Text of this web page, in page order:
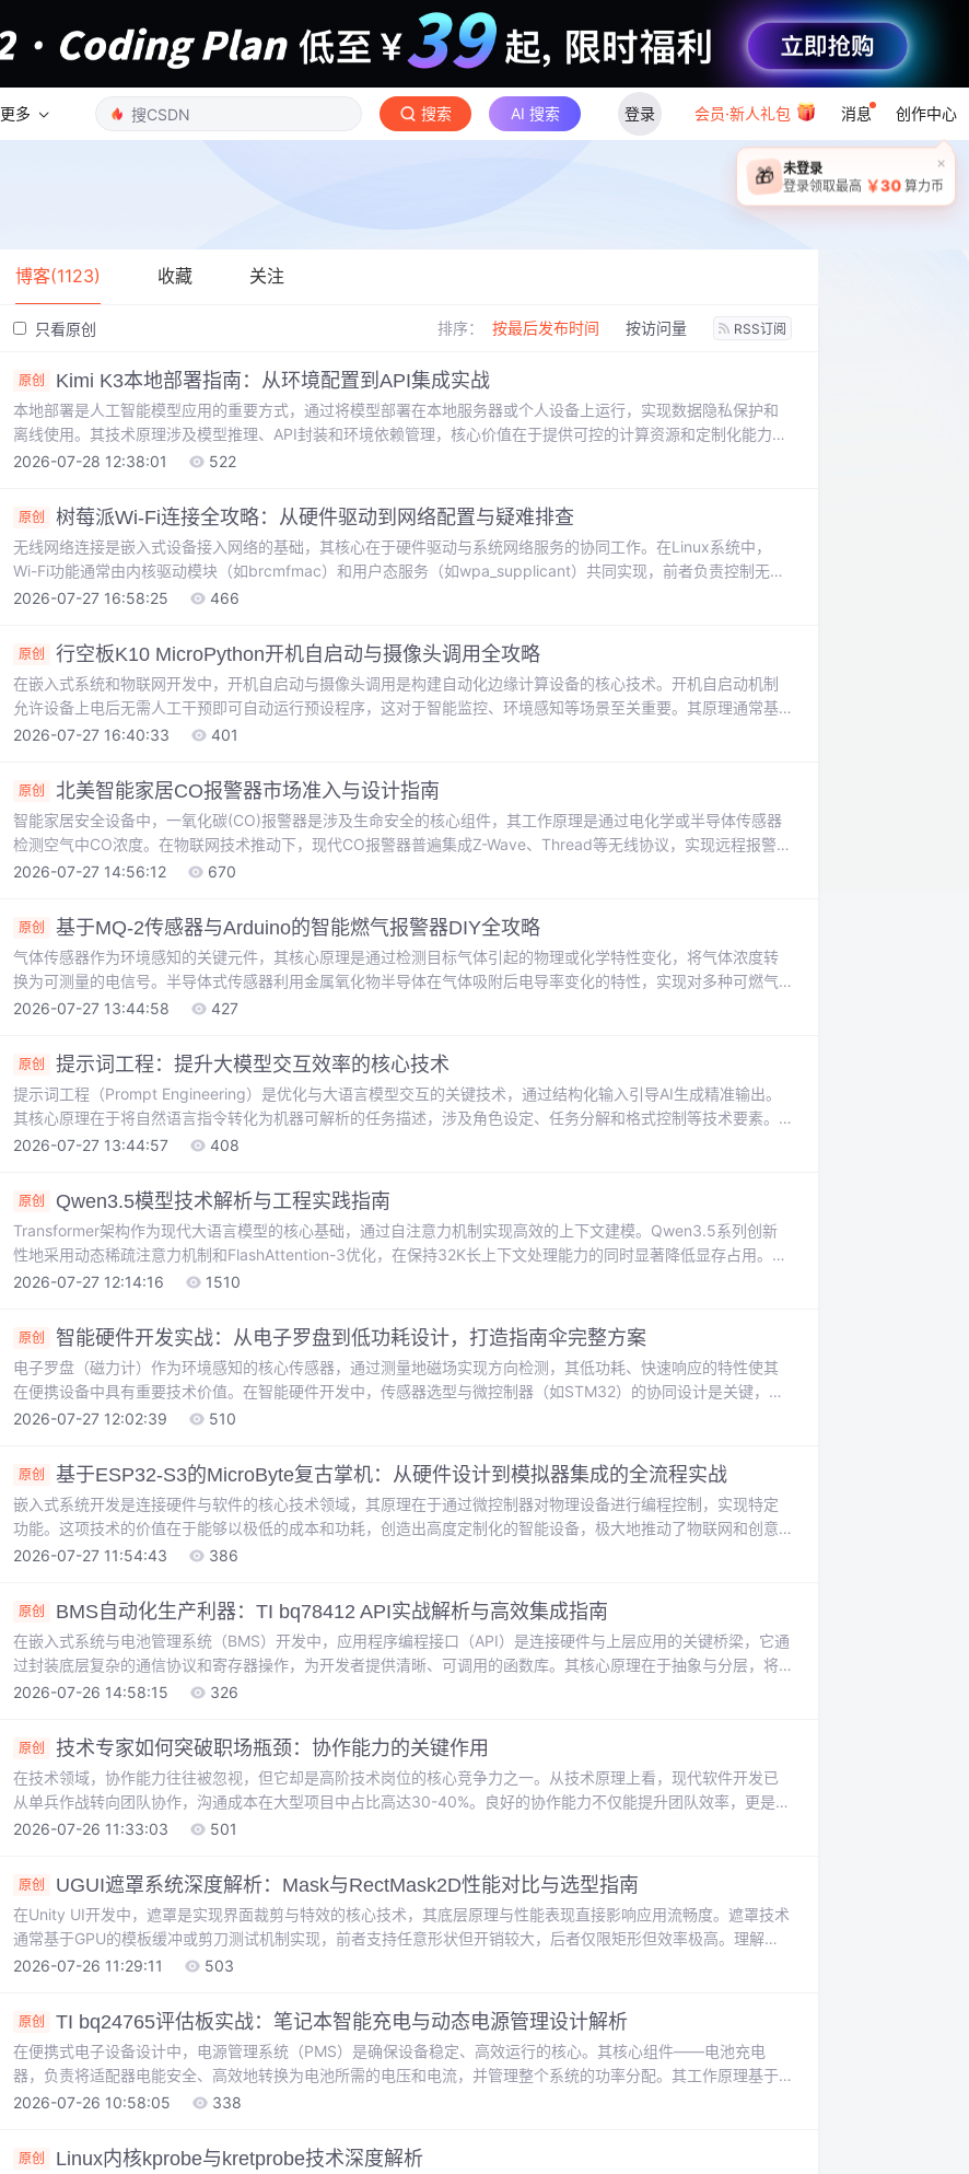
更多 搜索 AI 搜索 登录 会员·新人礼包 消息 创作中心
×
🎁 未登录
登录领取最高 ￥30 算力币
博客(1123) 收藏 关注
只看原创 排序： 按最后发布时间 按访问量 RSS订阅
原创 Kimi K3本地部署指南：从环境配置到API集成实战
本地部署是人工智能模型应用的重要方式，通过将模型部署在本地服务器或个人设备上运行，实现数据隐私保护和
离线使用。其技术原理涉及模型推理、API封装和环境依赖管理，核心价值在于提供可控的计算资源和定制化能力。
在自然语言处理、批量数据处理和敏感业务场景中具有广泛应用。本文以Kimi K3开源项目为例，结合API调用和模
言模型的私有化部署实践。
2026-07-28 12:38:01 522
原创 树莓派Wi-Fi连接全攻略：从硬件驱动到网络配置与疑难排查
无线网络连接是嵌入式设备接入网络的基础，其核心在于硬件驱动与系统网络服务的协同工作。在Linux系统中，
Wi-Fi功能通常由内核驱动模块（如brcmfmac）和用户态服务（如wpa_supplicant）共同实现，前者负责控制无线
网卡硬件，后者则处理网络认证与加密协议（如WPA2）。对于树莓派这类单板计算机，稳定的Wi-Fi连接是其作为
题。本文聚焦于树莓派平台，深入解析如何通过命令行工具（如iwconfig、
2026-07-27 16:58:25 466
原创 行空板K10 MicroPython开机自启动与摄像头调用全攻略
在嵌入式系统和物联网开发中，开机自启动与摄像头调用是构建自动化边缘计算设备的核心技术。开机自启动机制
允许设备上电后无需人工干预即可自动运行预设程序，这对于智能监控、环境感知等场景至关重要。其原理通常基
于系统启动流程，通过配置特定的启动脚本文件来实现。MicroPython作为轻量级Python实现，为资源受限的嵌入
这一技术组合在智能门铃、安防监控、环境监测等应用场景中具有重要价值，能够显著提升设备的自主性与实
2026-07-27 16:40:33 401
原创 北美智能家居CO报警器市场准入与设计指南
智能家居安全设备中，一氧化碳(CO)报警器是涉及生命安全的核心组件，其工作原理是通过电化学或半导体传感器
检测空气中CO浓度。在物联网技术推动下，现代CO报警器普遍集成Z-Wave、Thread等无线协议，实现远程报警
和数据分析功能。北美市场对此类产品有严格的UL 2034认证要求，涉及响应阈值、误报率等关键技术指标。产品
厂商，需要特别关注加州SB-183法案等最新法规动态，以及Matter协议等新兴技术标准。
2026-07-27 14:56:12 670
原创 基于MQ-2传感器与Arduino的智能燃气报警器DIY全攻略
气体传感器作为环境感知的关键元件，其核心原理是通过检测目标气体引起的物理或化学特性变化，将气体浓度转
换为可测量的电信号。半导体式传感器利用金属氧化物半导体在气体吸附后电导率变化的特性，实现对多种可燃气
体的广谱检测，具有成本低、寿命长的优势，是物联网与智能家居安全监测的常用方案。在家庭安全场景中，可靠
早期预警与自动处置。本文以经典的MQ-2半导体传感器与Arduino开发板为核心，详细解析从信号调理、传感器校
2026-07-27 13:44:58 427
原创 提示词工程：提升大模型交互效率的核心技术
提示词工程（Prompt Engineering）是优化与大语言模型交互的关键技术，通过结构化输入引导AI生成精准输出。
其核心原理在于将自然语言指令转化为机器可解析的任务描述，涉及角色设定、任务分解和格式控制等技术要素。
在AI应用开发中，良好的提示词设计能显著提升输出质量和工作效率，特别适用于技术文档生成、代码辅助和学术
Thought）和动态交互技术等高级方法，可帮助解决复杂问题并减少AI幻觉现象。
2026-07-27 13:44:57 408
原创 Qwen3.5模型技术解析与工程实践指南
Transformer架构作为现代大语言模型的核心基础，通过自注意力机制实现高效的上下文建模。Qwen3.5系列创新
性地采用动态稀疏注意力机制和FlashAttention-3优化，在保持32K长上下文处理能力的同时显著降低显存占用。这
类中量级模型通过数据质量提升、损失函数优化和模型蒸馏等技术，实现了参数效率的突破性进展，14B版本在多项
4090/3090），平衡推理速度与计算资源消耗，适用于智能客服、代
2026-07-27 12:14:16 1510
原创 智能硬件开发实战：从电子罗盘到低功耗设计，打造指南伞完整方案
电子罗盘（磁力计）作为环境感知的核心传感器，通过测量地磁场实现方向检测，其低功耗、快速响应的特性使其
在便携设备中具有重要技术价值。在智能硬件开发中，传感器选型与微控制器（如STM32）的协同设计是关键，需
平衡性能、功耗与系统集成。本文以指南伞为例，深入解析磁力计数据校准、倾斜补偿算法及低功耗电路设计，涵
结合，构建稳定可靠的户外方向指示系统，为硬件创客和嵌入式开发者提供可复用的开发框架与调试方法论。
2026-07-27 12:02:39 510
原创 基于ESP32-S3的MicroByte复古掌机：从硬件设计到模拟器集成的全流程实战
嵌入式系统开发是连接硬件与软件的核心技术领域，其原理在于通过微控制器对物理设备进行编程控制，实现特定
功能。这项技术的价值在于能够以极低的成本和功耗，创造出高度定制化的智能设备，极大地推动了物联网和创意
电子项目的发展。在众多应用场景中，复古游戏机的自制项目尤为典型，它综合运用了处理器性能优化、外设驱
中关于SPI屏幕与I2S音频的工程权衡，并详细解析了如何将开源模拟器核心与FreeRTOS多任务系
2026-07-27 11:54:43 386
原创 BMS自动化生产利器：TI bq78412 API实战解析与高效集成指南
在嵌入式系统与电池管理系统（BMS）开发中，应用程序编程接口（API）是连接硬件与上层应用的关键桥梁，它通
过封装底层复杂的通信协议和寄存器操作，为开发者提供清晰、可调用的函数库。其核心原理在于抽象与分层，将
UART、I2C等总线通信细节隐藏，使工程师能聚焦于业务逻辑设计，极大提升了开发效率和代码可维护性。从技术
备校准、参数批量配置等场景中，通过API进行自动化操作，可以避免人为失误，显著提升生产效率和产
2026-07-26 14:58:15 326
原创 技术专家如何突破职场瓶颈：协作能力的关键作用
在技术领域，协作能力往往被忽视，但它却是高阶技术岗位的核心竞争力之一。从技术原理上看，现代软件开发已
从单兵作战转向团队协作，沟通成本在大型项目中占比高达30-40%。良好的协作能力不仅能提升团队效率，更是个
人职业发展的关键突破点。通过流程可视化、会议管理和文档沉淀等方法，技术专家可以显著提升团队协作效率。
技术专家来说，掌握这些协作技能是突破职业天花板的重要途径。
2026-07-26 11:33:03 501
原创 UGUI遮罩系统深度解析：Mask与RectMask2D性能对比与选型指南
在Unity UI开发中，遮罩是实现界面裁剪与特效的核心技术，其底层原理与性能表现直接影响应用流畅度。遮罩技术
通常基于GPU的模板缓冲或剪刀测试机制实现，前者支持任意形状但开销较大，后者仅限矩形但效率极高。理解这
两种原理差异对于优化渲染性能、控制Draw Call数量至关重要，尤其在移动端和复杂UI场景中。本文聚焦于UGUI的
的滚动列表、头像框等高频需求，提供清晰的选型策略与优化实践，帮助开发者在
2026-07-26 11:29:11 503
原创 TI bq24765评估板实战：笔记本智能充电与动态电源管理设计解析
在便携式电子设备设计中，电源管理系统（PMS）是确保设备稳定、高效运行的核心。其核心组件——电池充电
器，负责将适配器电能安全、高效地转换为电池所需的电压和电流，并管理整个系统的功率分配。其工作原理基于
同步降压转换拓扑，通过精确的电压和电流闭环控制实现高效电能转换。这项技术的核心价值在于实现了智能的**
用户体验的连贯性。这使其广泛应用于高性能笔记本电脑、平板电脑等对电源管理要求苛刻的场景。本文以德州仪
2026-07-26 10:58:05 338
原创 Linux内核kprobe与kretprobe技术深度解析